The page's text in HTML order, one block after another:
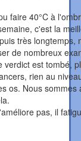
faire 40°C à
c'est la
très longtemps,
de nombreux
verdict est tombé,
rien au
os. Nous sommes
pas, il